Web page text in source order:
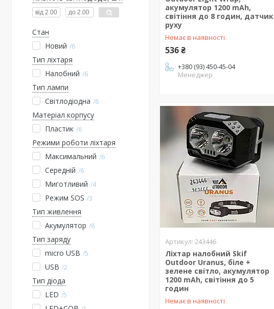
Стан
Новий
6
Тип ліхтаря
Налобний
6
Тип лампи
Світлодіодна
6
Матеріал корпусу
Пластик 6
Режими роботи ліхтаря
Максимальний
6
Середній 6
Миготливий 4
Режим SOS 3
Тип живлення
Акумулятор
6
Тип заряду
micro USB 5
USB 2
Тип діода
LED 5
акумулятор 1200 mAh,
світіння до 8 годин, датчик
руху
Немає в наявності
536 ₴
+380 (93) 450-45-04
Менеджер
243446
Ліхтар налобний Skif
Outdoor Uranus, біле +
зелене світло, акумулятор
1200 mAh, світіння до 5
годин
Немає в наявності